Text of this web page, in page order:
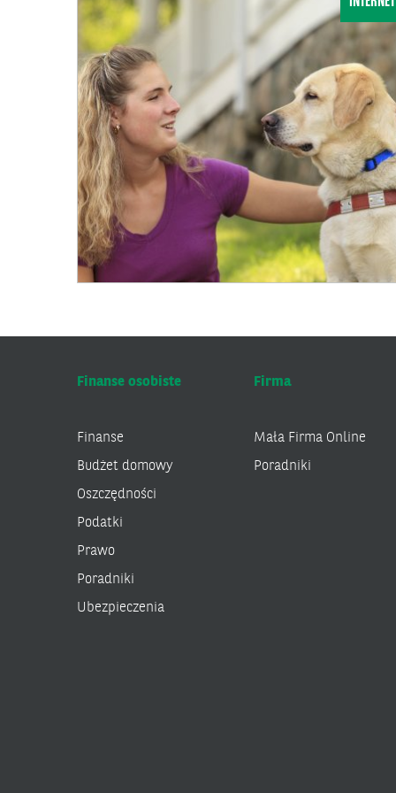
Finanse osobiste
Finanse
Budżet domowy
Oszczędności
Podatki
Prawo
Poradniki
Ubezpieczenia
Firma
Mała Firma Online
Poradniki